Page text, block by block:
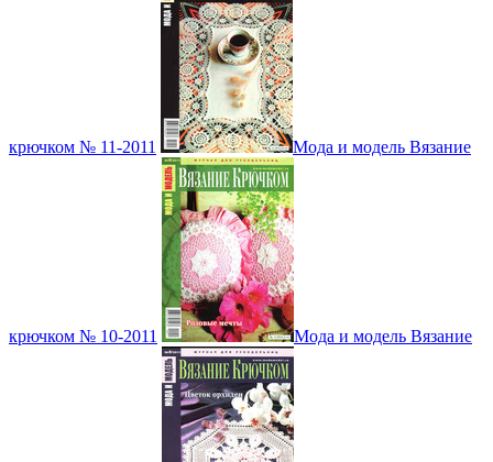
крючком № 11-2011 Мода и модель Вязание
крючком № 10-2011 Мода и модель Вязание